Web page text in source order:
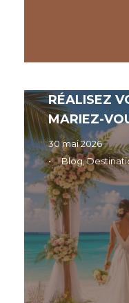
RÉALISEZ
MARIEZ-
30 mai 2026
•
Blog,